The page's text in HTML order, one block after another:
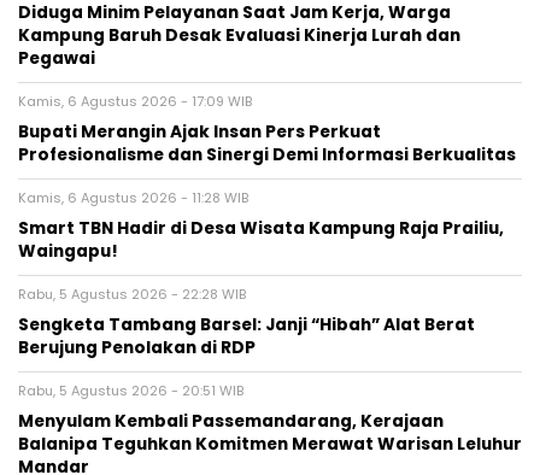
Diduga Minim Pelayanan Saat Jam Kerja, Warga
Kampung Baruh Desak Evaluasi Kinerja Lurah dan
Pegawai
Kamis, 6 Agustus 2026 - 17:09 WIB
Bupati Merangin Ajak Insan Pers Perkuat
Profesionalisme dan Sinergi Demi Informasi Berkualitas
Kamis, 6 Agustus 2026 - 11:28 WIB
Smart TBN Hadir di Desa Wisata Kampung Raja Prailiu,
Waingapu!
Rabu, 5 Agustus 2026 - 22:28 WIB
Sengketa Tambang Barsel: Janji “Hibah” Alat Berat
Berujung Penolakan di RDP
Rabu, 5 Agustus 2026 - 20:51 WIB
Menyulam Kembali Passemandarang, Kerajaan
Balanipa Teguhkan Komitmen Merawat Warisan Leluhur
Mandar